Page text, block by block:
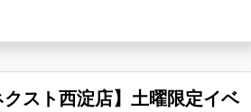
クスト西淀店】土曜限定イベ